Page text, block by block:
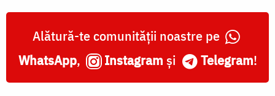
Alătură-te comunității noastre pe
WhatsApp, Instagram și Telegram!